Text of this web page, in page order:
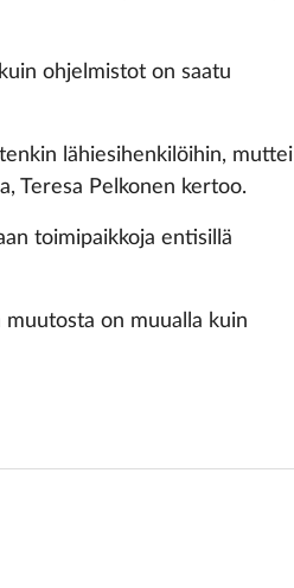
ohjelmistot on saatu
lähiesihenkilöihin, muttei
Teresa Pelkonen kertoo.
toimipaikkoja entisillä
on muualla kuin